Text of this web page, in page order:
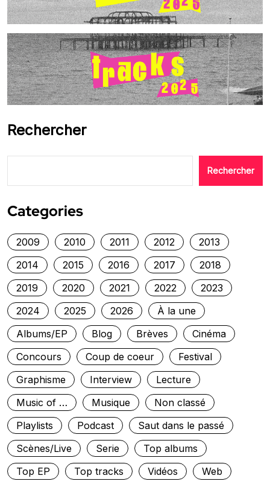
Rechercher
Rechercher
Categories
2009 2010 2011 2012
2013
2014
2015 2016 2017
2018
2019
2020 2021 2022
2023
2024
2025 2026
À la une
Albums/EP
Blog Brèves
Cinéma
Concours
Coup de coeur
Festival
Graphisme
Interview
Lecture
Music of …
Musique
Non classé
Playlists
Podcast
Saut dans le passé
Scènes/Live
Serie
Top albums
Top EP
Top tracks Vidéos Web